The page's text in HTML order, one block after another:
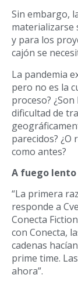
Sin embargo,
materializarse
y para los
cajón se
La pandemia
pero no es la
proceso?
dificultad de
parecidos? ¿O
como antes?
A fuego lento
“La primera
responde a
Conecta
con Conecta,
cadenas
prime time.
ahora”.